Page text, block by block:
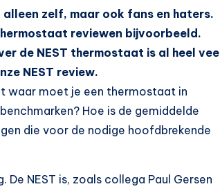
zelf, maar ook fans en haters.
reviewen bijvoorbeeld.
de NEST thermostaat is al heel veel
NEST review.
waar moet je een thermostaat in
Hoe is de gemiddelde
die voor de nodige hoofdbrekende
NEST is, zoals collega Paul Gersen